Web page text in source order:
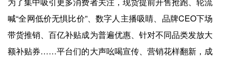
喊“全网低价无惧比价”、数字人主播吸睛、品牌CEO下场
带货推销、百亿补贴成为普遍优惠、针对不同品类发放大
额补贴券……平台们的大声吆喝宣传、营销花样翻新，成